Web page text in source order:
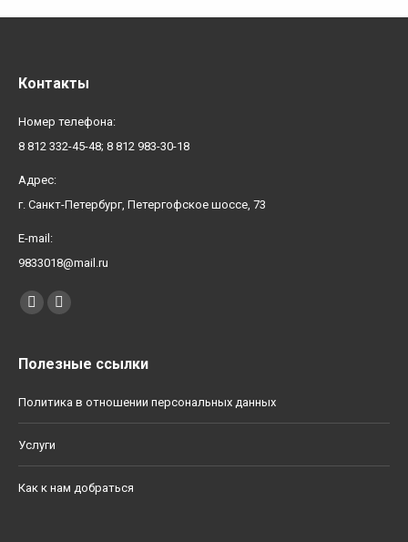
Контакты
Номер телефона:
8 812 332-45-48; 8 812 983-30-18
Адрес:
г. Санкт-Петербург, Петергофское шоссе, 73
E-mail:
9833018@mail.ru
Найдите нас:
YouTubeВконтакте
Полезные ссылки
Политика в отношении персональных данных
Услуги
Как к нам добраться